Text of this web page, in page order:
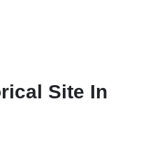
Site In